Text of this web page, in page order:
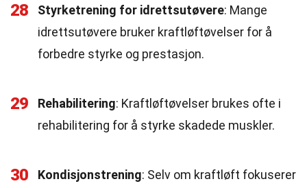
28 Styrketrening for idrettsutøvere: Mange
idrettsutøvere bruker kraftløftøvelser for å
forbedre styrke og prestasjon.
29 Rehabilitering: Kraftløftøvelser brukes ofte i
rehabilitering for å styrke skadede muskler.
30 Kondisjonstrening: Selv om kraftløft fokuserer